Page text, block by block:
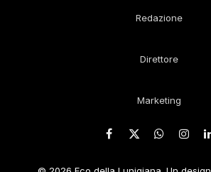
Redazione
Direttore
Marketing
Facebook
X